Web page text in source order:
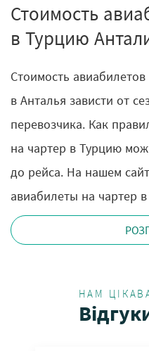
Стоимость
в Турцию
Стоимость
в Анталья зависти от
перевозчика. Как
на чартер в Турцию
до рейса. На нашем
авиабилеты на чартер
НАМ